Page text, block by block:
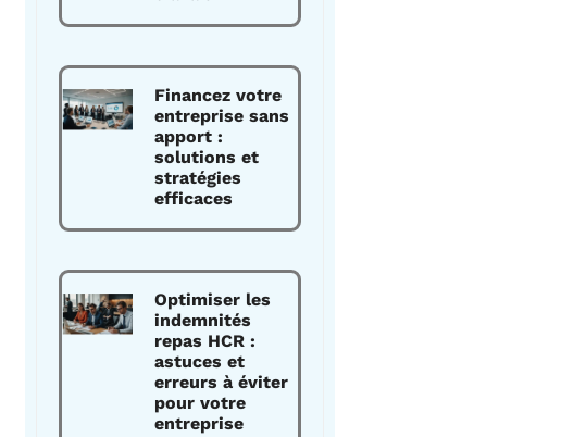
Financez votre
entreprise sans
apport :
solutions et
stratégies
efficaces
Optimiser les
indemnités
repas HCR :
astuces et
erreurs à éviter
pour votre
entreprise